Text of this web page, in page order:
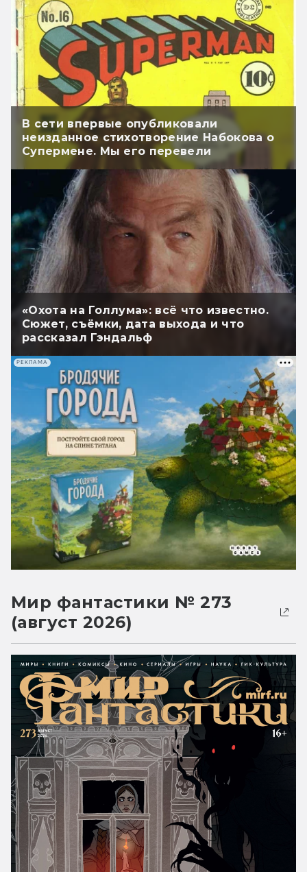
В сети впервые опубликовали
неизданное стихотворение Набокова о
Супермене. Мы его перевели
«Охота на Голлума»: всё что известно.
Сюжет, съёмки, дата выхода и что
рассказал Гэндальф
РЕКЛАМА
Мир фантастики № 273
(август 2026)